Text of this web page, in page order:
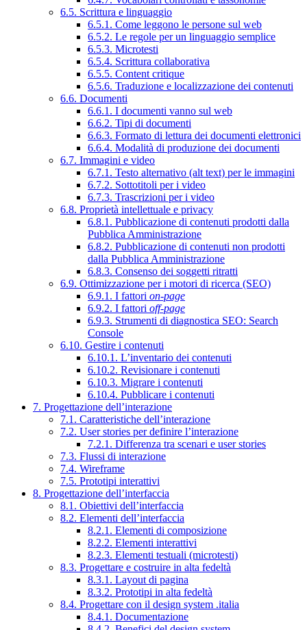
6.5. Scrittura e linguaggio
6.5.1. Come leggono le persone sul web
6.5.2. Le regole per un linguaggio semplice
6.5.3. Microtesti
6.5.4. Scrittura collaborativa
6.5.5. Content critique
6.5.6. Traduzione e localizzazione dei contenuti
6.6. Documenti
6.6.1. I documenti vanno sul web
6.6.2. Tipi di documenti
6.6.3. Formato di lettura dei documenti elettronici
6.6.4. Modalità di produzione dei documenti
6.7. Immagini e video
6.7.1. Testo alternativo (alt text) per le immagini
6.7.2. Sottotitoli per i video
6.7.3. Trascrizioni per i video
6.8. Proprietà intellettuale e privacy
6.8.1. Pubblicazione di contenuti prodotti dalla
Pubblica Amministrazione
6.8.2. Pubblicazione di contenuti non prodotti
dalla Pubblica Amministrazione
6.8.3. Consenso dei soggetti ritratti
6.9. Ottimizzazione per i motori di ricerca (SEO)
6.9.1. I fattori on-page
6.9.2. I fattori off-page
6.9.3. Strumenti di diagnostica SEO: Search
Console
6.10. Gestire i contenuti
6.10.1. L’inventario dei contenuti
6.10.2. Revisionare i contenuti
6.10.3. Migrare i contenuti
6.10.4. Pubblicare i contenuti
7. Progettazione dell’interazione
7.1. Caratteristiche dell’interazione
7.2. User stories per definire l’interazione
7.2.1. Differenza tra scenari e user stories
7.3. Flussi di interazione
7.4. Wireframe
7.5. Prototipi interattivi
8. Progettazione dell’interfaccia
8.1. Obiettivi dell’interfaccia
8.2. Elementi dell’interfaccia
8.2.1. Elementi di composizione
8.2.2. Elementi interattivi
8.2.3. Elementi testuali (microtesti)
8.3. Progettare e costruire in alta fedeltà
8.3.1. Layout di pagina
8.3.2. Prototipi in alta fedeltà
8.4. Progettare con il design system .italia
8.4.1. Documentazione